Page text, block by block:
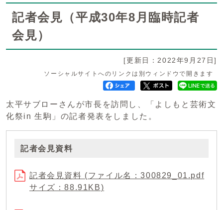
記者会見（平成30年8月臨時記者
会見）
[更新日：2022年9月27日]
ソーシャルサイトへのリンクは別ウィンドウで開きます
太平サブローさんが市長を訪問し、「よしもと芸術文
化祭in 生駒」の記者発表をしました。
記者会見資料
記者会見資料 (ファイル名：300829_01.pdf
サイズ：88.91KB)